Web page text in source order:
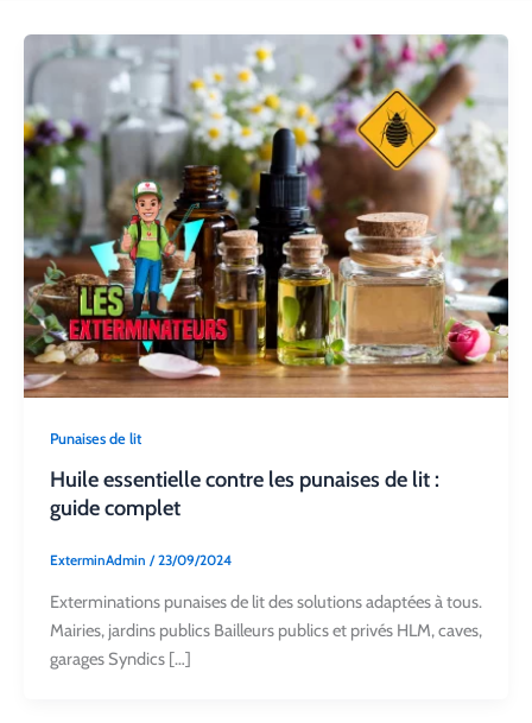
Punaises de lit
Huile essentielle contre les punaises de lit :
guide complet
ExterminAdmin /23/09/2024
Exterminations punaises de lit des solutions adaptées à tous.
Mairies, jardins publics Bailleurs publics et privés HLM, caves,
garages Syndics […]